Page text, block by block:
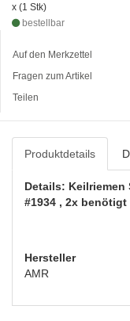
x (1 Stk)
bestellbar
Auf den Merkzettel
Fragen zum Artikel
Teilen
Produktdetails
Details: Keilriemen
#1934 , 2x benötigt
Hersteller
AMR